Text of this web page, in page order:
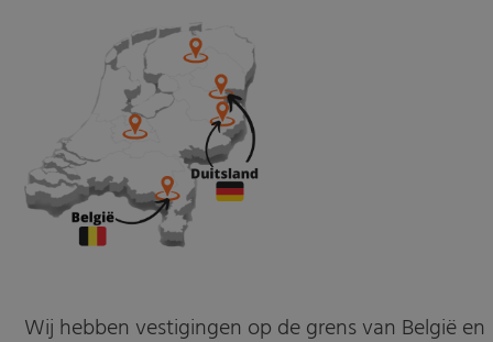
Wij hebben vestigingen op de grens van België en